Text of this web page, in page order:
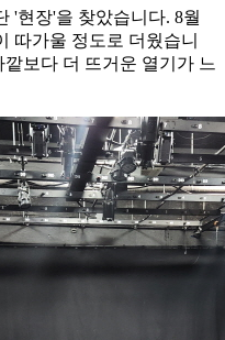
'현장'을 찾았습니다. 8월
따가울 정도로 더웠습니
보다 더 뜨거운 열기가 느